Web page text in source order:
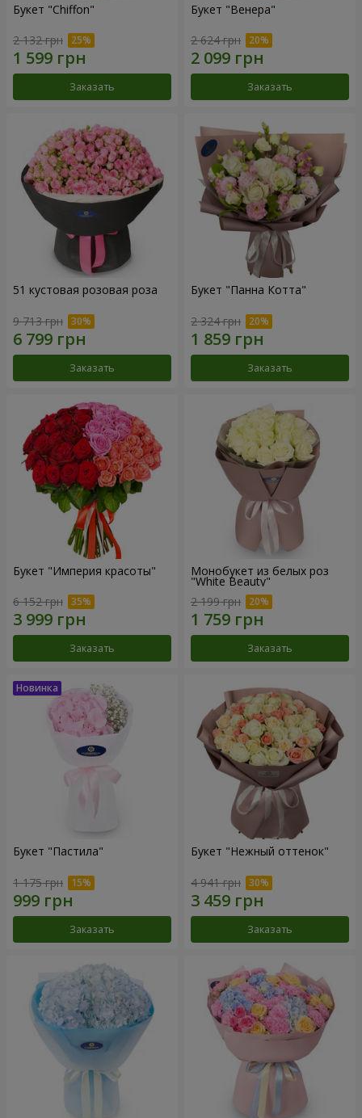
Букет "Chiffon"
2 132 грн
Заказать
Букет "Венера"
2 624 грн
Заказать
51 кустовая розовая роза
9 713 грн
Заказать
Букет "Панна Котта"
2 324 грн
Заказать
Букет "Империя красоты"
6 152 грн
Заказать
Монобукет из белых роз
"White Beauty"
2 199 грн
Заказать
Букет "Пастила"
1 175 грн
Заказать
Букет "Нежный оттенок"
4 941 грн
Заказать